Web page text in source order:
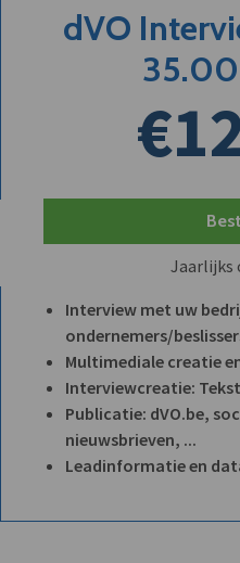
dVO
Jaarlijks
Interview met uw
ondernemers/
Multimediale creatie
Interviewcreatie:
Publicatie: dVO.be,
nieuwsbrieven, ...
Leadinformatie en